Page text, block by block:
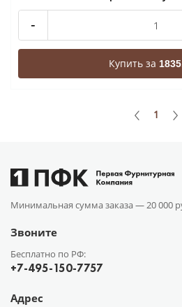
-
Купить за
1
Минимальная сумма заказа —20 000
Звоните
Бесплатно по РФ:
+7-495-150-7757
Адрес